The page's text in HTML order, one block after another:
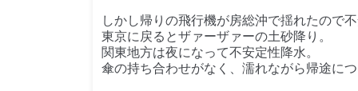
しかし帰りの飛行機が房総沖で揺れたので
東京に戻るとザァーザァーの土砂降り。
関東地方は夜になって不安定性降水。
傘の持ち合わせがなく、濡れながら帰途に